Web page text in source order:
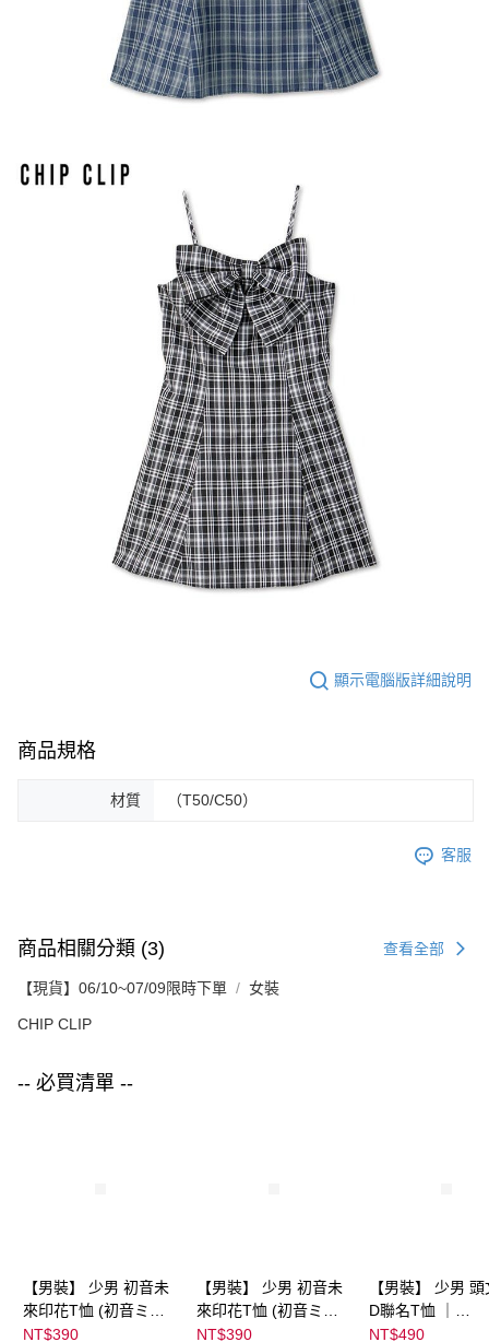
顯示電腦版詳細說明
商品規格
材質 （T50/C50）
客服
商品相關分類 (3) 查看全部
【現貨】06/10~07/09限時下單 女裝
CHIP CLIP
-- 必買清單 --
【男裝】 少男 初音未
來印花T恤 (初音ミク)
｜
NT$390
【男裝】 少男 初音未
來印花T恤 (初音ミク)
｜
NT$390
【男裝】 少男
D聯名T恤 ｜
NT$490